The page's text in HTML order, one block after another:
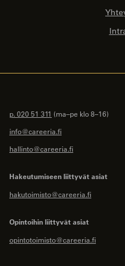
p. 020 51 311 (ma–pe klo 8–16)
info@careeria.fi
hallinto@careeria.fi
Hakeutumiseen liittyvät asiat
hakutoimisto@careeria.fi
Opintoihin liittyvät asiat
opintotoimisto@careeria.fi